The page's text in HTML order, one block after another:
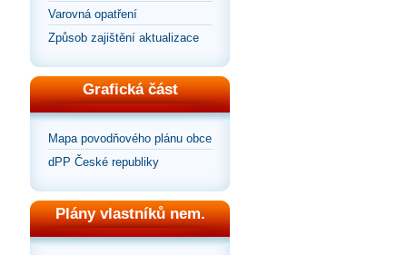
Varovná opatření
Způsob zajištění aktualizace
Grafická část
Mapa povodňového plánu obce
dPP České republiky
Plány vlastníků nem.